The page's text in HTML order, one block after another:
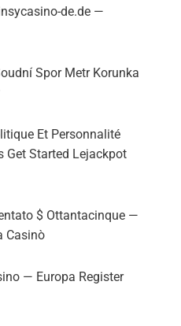
de.de —
Spor Metr Korunka
Et Personnalité
Get Started Lejackpot
$ Ottantacinque —
Casinò
— Europa Register